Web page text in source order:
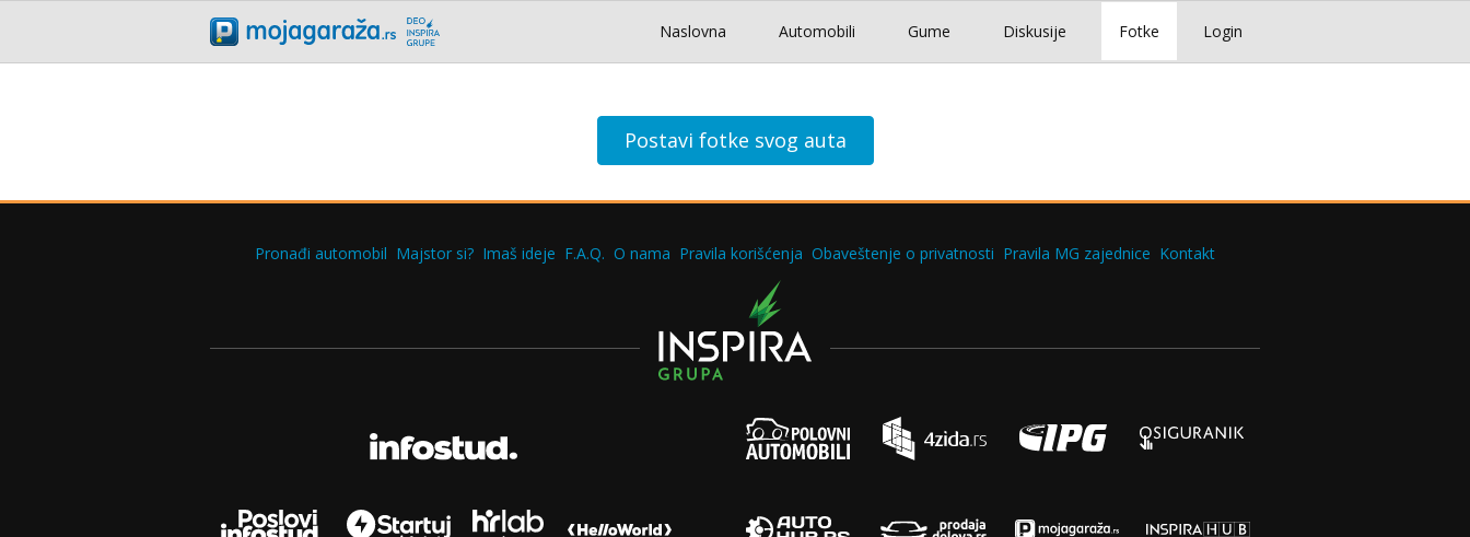
Login
Naslovna Automobili Gume Diskusije Fotke
Postavi fotke svog auta
Pronađi automobil Majstor si? Imaš ideje F.A.Q. O nama Pravila korišćenja Obaveštenje o privatnosti Pravila MG zajednice Kontakt